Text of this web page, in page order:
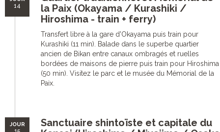
14
la Paix (Okayama / Kurashiki /
Hiroshima - train + ferry)
Transfert libre à la gare d'Okayama puis train pour
Kurashiki (11 min). Balade dans le superbe quartier
ancien de Bikan entre canaux ombragés et ruelles
bordées de maisons de pierre puis train pour Hiroshima
(50 min). Visitez le parc et le musée du Mémorial de la
Paix.
JOUR
Sanctuaire shintoïste et capitale du